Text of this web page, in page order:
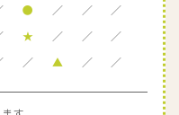
● ／ ／ ／
★ ／ ／ ／
／ ▲ ／ ／